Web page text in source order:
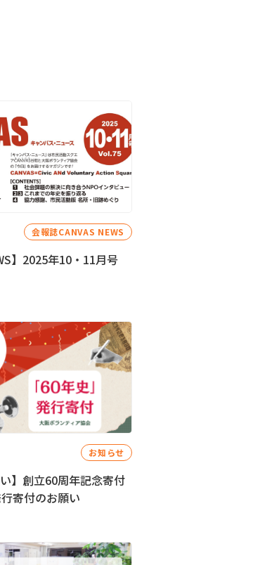
会報誌CANVAS NEWS
】2025年10・11月号
お知らせ
】創立60周年記念寄付
寄付のお願い